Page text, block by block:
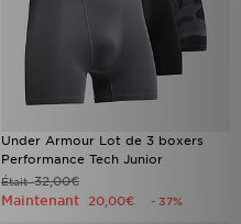
Under Armour Lot de 3 boxers
Performance Tech Junior
Était32,00€
Maintenant 20,00€ - 37%